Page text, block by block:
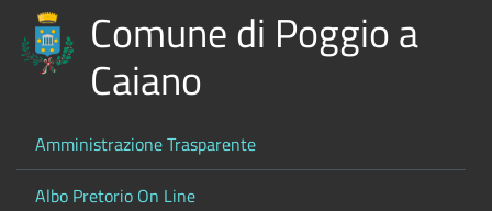
Comune di Poggio a
Caiano
Amministrazione Trasparente
Albo Pretorio On Line